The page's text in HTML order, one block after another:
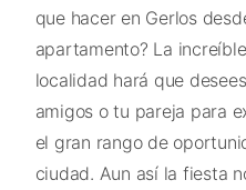
que hacer en Gerlos
apartamento? La
localidad hará que
amigos o tu pareja para
el gran rango de
ciudad. Aun así la fiesta